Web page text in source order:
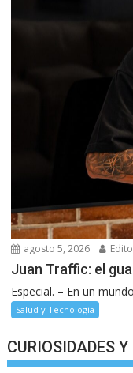
agosto 5, 2026
Juan Traffic: el
Especial. – En un
Salud y Tecnología
CURIOSIDADES